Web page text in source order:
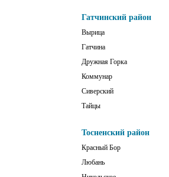
Гатчинский район
Вырица
Гатчина
Дружная Горка
Коммунар
Сиверский
Тайцы
Тосненский район
Красный Бор
Любань